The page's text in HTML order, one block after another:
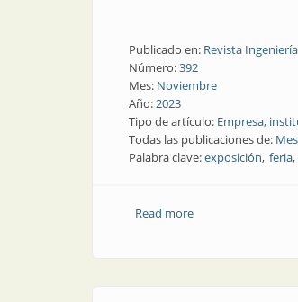
Publicado en: Revista
Número:392
Mes: Noviembre
Año:2023
Tipo de artículo: Empresa,
Todas las publicaciones de:
Palabra clave:exposición feria
Read moreabout Veinte años